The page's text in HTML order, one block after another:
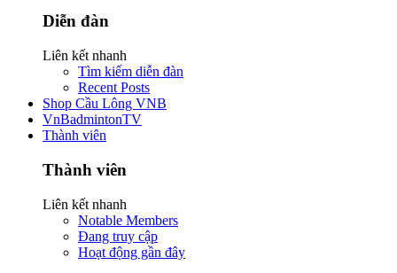
Diễn đàn
Liên kết nhanh
Tìm kiếm diễn đàn
Recent Posts
Shop Cầu Lông VNB
VnBadmintonTV
Thành viên
Thành viên
Liên kết nhanh
Notable Members
Đang truy cập
Hoạt động gần đây